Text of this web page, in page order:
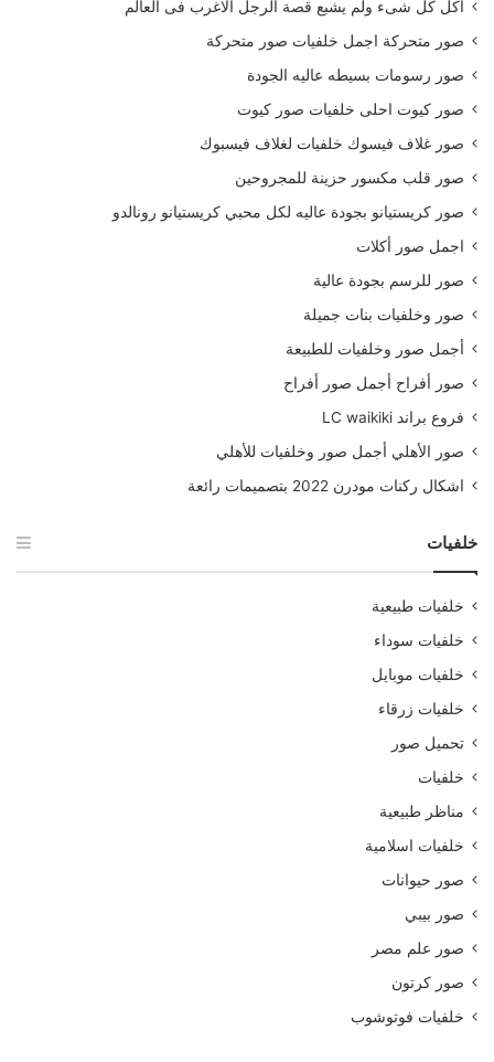
أكل كل شىء ولم يشبع قصة الرجل الاغرب فى العالم
صور متحركة اجمل خلفيات صور متحركة
صور رسومات بسيطه عاليه الجودة
صور كيوت احلى خلفيات صور كيوت
صور غلاف فيسوك خلفيات لغلاف فيسبوك
صور قلب مكسور حزينة للمجروحين
صور كريستيانو بجودة عاليه لكل محبي كريستيانو رونالدو
اجمل صور أكلات
صور للرسم بجودة عالية
صور وخلفيات بنات جميلة
أجمل صور وخلفيات للطبيعة
صور أفراح أجمل صور أفراح
فروع براند LC waikiki
صور الأهلي أجمل صور وخلفيات للأهلي
اشكال ركنات مودرن 2022 بتصميمات رائعة
خلفيات
خلفيات طبيعية
خلفيات سوداء
خلفيات موبايل
خلفيات زرقاء
تحميل صور
خلفيات
مناظر طبيعية
خلفيات اسلامية
صور حيوانات
صور بيبي
صور علم مصر
صور كرتون
خلفيات فوتوشوب